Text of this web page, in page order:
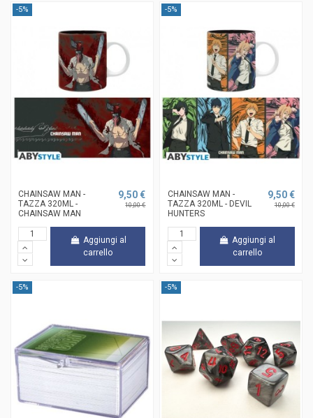
-5%
CHAINSAW MAN -
TAZZA 320ML -
CHAINSAW MAN
9,50 €
10,00 €
Aggiungi al
carrello
-5%
CHAINSAW MAN -
TAZZA 320ML - DEVIL
HUNTERS
9,50 €
10,00 €
Aggiungi al
carrello
-5% -5%